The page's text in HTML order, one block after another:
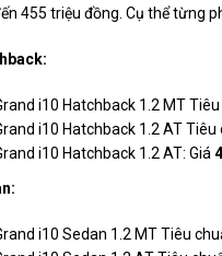
455 triệu đồng. Cụ thể từng
i10 Hatchback 1.2 MT
i10 Hatchback 1.2 AT Tiêu
i10 Hatchback 1.2 AT: Giá
i10 Sedan 1.2 MT Tiêu